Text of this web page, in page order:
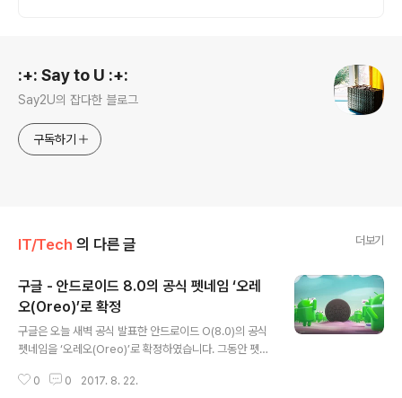
:+: Say to U :+:
Say2U의 잡다한 블로그
구독하기
IT/Tech 의 다른 글 더보기
구글 - 안드로이드 8.0의 공식 펫네임 ‘오레
오(Oreo)’로 확정
구글은 오늘 새벽 공식 발표한 안드로이드 O(8.0)의 공식
펫네임을 ‘오레오(Oreo)’로 확정하였습니다. 그동안 펫네
비스코 대표적인 과자이며, 지금까지의 안드로이드 버전별
0 0 2017. 8. 22.